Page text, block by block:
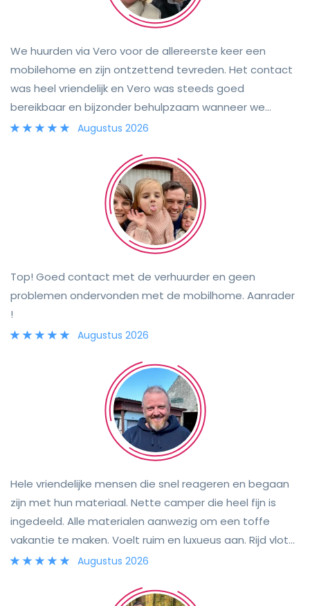
We huurden via Vero voor de allereerste keer een
mobilehome en zijn ontzettend tevreden. Het contact
was heel vriendelijk en Vero was steeds goed
bereikbaar en bijzonder behulpzaam wanneer we
vragen hadden. Voor ons was het de eerste keer met
meegevallen. We hebben er echt van genoten en het
smaakt zeker naar meer!
Augustus 2026
Top! Goed contact met de verhuurder en geen
problemen ondervonden met de mobilhome. Aanrader
!
Augustus 2026
Hele vriendelijke mensen die snel reageren en begaan
zijn met hun materiaal. Nette camper die heel fijn is
ingedeeld. Alle materialen aanwezig om een toffe
vakantie te maken. Voelt ruim en luxueus aan. Rijd vlot
en comfortabel. Wij zullen zeker terug voor dezeAugustus 2026